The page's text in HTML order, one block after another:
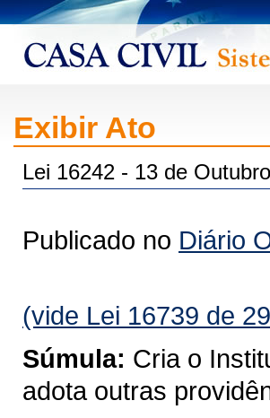
Exibir Ato
Lei 16242 - 13 de
Publicado no Diário
(vide Lei 16739 de
Súmula: Cria o
adota outras